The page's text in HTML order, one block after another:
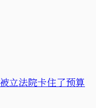
立法院卡住了预算